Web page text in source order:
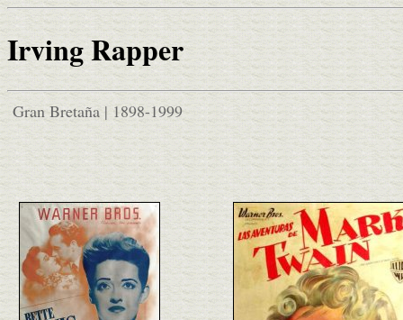
Irving Rapper
Gran Bretaña | 1898-1999